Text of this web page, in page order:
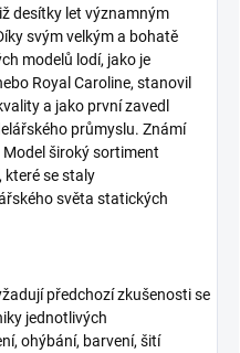
desítky let významným
svým velkým a bohatě
modelů lodí, jako je
Royal Caroline, stanovil
a jako první zavedl
průmyslu. Známí
široký sortiment
které se staly
světa statických
předchozí zkušenosti se
jednotlivých
ohýbání, barvení, šití